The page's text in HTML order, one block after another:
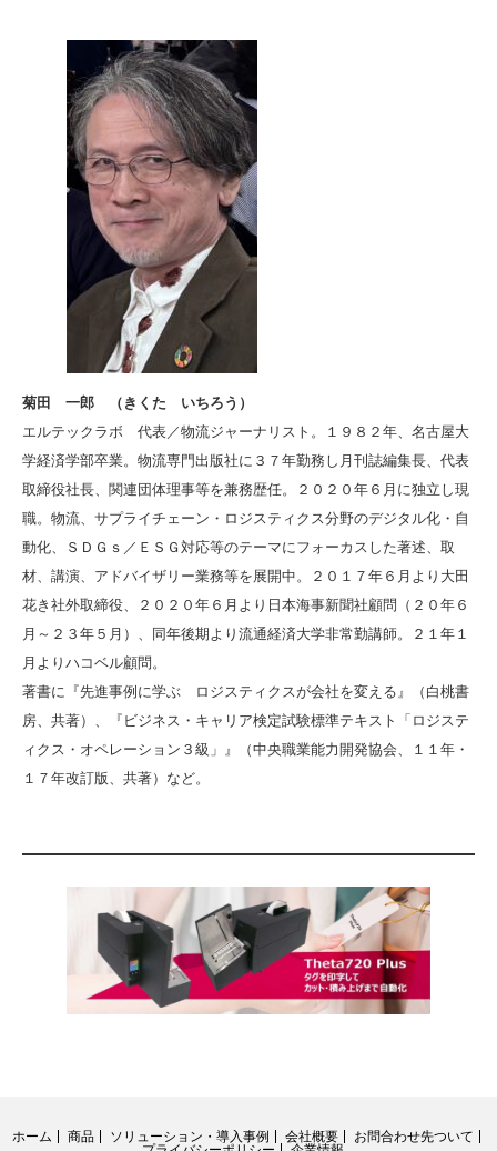
菊田 一郎 （きくた いちろう）
エルテックラボ 代表／物流ジャーナリスト。１９８２年、名古屋大
学経済学部卒業。物流専門出版社に３７年勤務し月刊誌編集長、代表
取締役社長、関連団体理事等を兼務歴任。２０２０年６月に独立し現
職。物流、サプライチェーン・ロジスティクス分野のデジタル化・自
動化、ＳＤＧｓ／ＥＳＧ対応等のテーマにフォーカスした著述、取
材、講演、アドバイザリー業務等を展開中。２０１７年６月より大田
花き社外取締役、２０２０年６月より日本海事新聞社顧問（２０年６
月～２３年５月）、同年後期より流通経済大学非常勤講師。２１年１
月よりハコベル顧問。
著書に『先進事例に学ぶ ロジスティクスが会社を変える』（白桃書
房、共著）、『ビジネス・キャリア検定試験標準テキスト「ロジステ
ィクス・オペレーション３級」』（中央職業能力開発協会、１１年・
１７年改訂版、共著）など。
ホーム 商品 ソリューション・導入事例 会社概要
お問合わせ先ついて